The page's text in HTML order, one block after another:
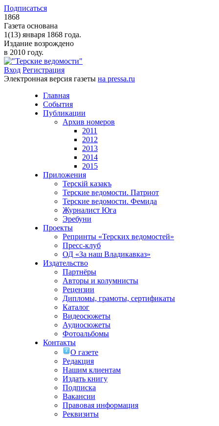
Подписаться
1868
Газета основана
1(13) января 1868 года.
Издание возрождено
в 2010 году.
Вход Регистрация
Электронная версия газеты на pressa.ru
Главная
События
Публикации
Архив номеров
2011
2012
2013
2014
2015
Приложения
Терскiй казакъ
Терские ведомости. Патриот
Терские ведомости. Фемида
Журналист Юга
Эребуни
Проекты
Репринты «Терских ведомостей»
Пресс-клуб
ОД «За наш Владикавказ»
Издательство
Партнёры
Авторы и колумнисты
Рецензии
Дипломы, грамоты, сертификаты
Каталог
Видеосюжеты
Аудиосюжеты
Фотоальбомы
Контакты
О газете
Редакция
Нашим клиентам
Издать книгу
Подписка
Вакансии
Правовая информация
Реквизиты